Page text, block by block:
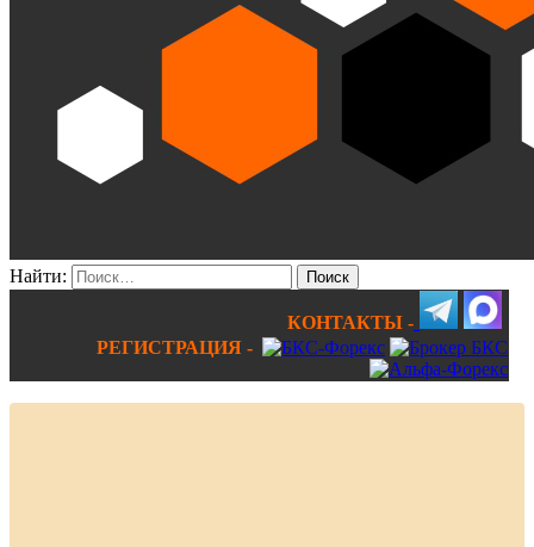
Найти:
КОНТАКТЫ -
РЕГИСТРАЦИЯ -